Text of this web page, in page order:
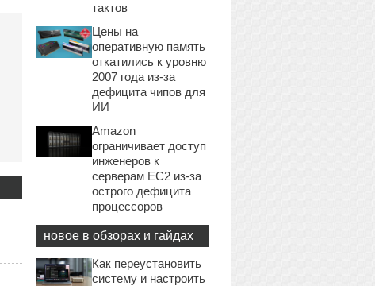
тактов
Цены на
оперативную память
откатились к уровню
2007 года из-за
дефицита чипов для
ИИ
Amazon
ограничивает доступ
инженеров к
серверам EC2 из-за
острого дефицита
процессоров
новое в обзорах и гайдах
Как переустановить
систему и настроить